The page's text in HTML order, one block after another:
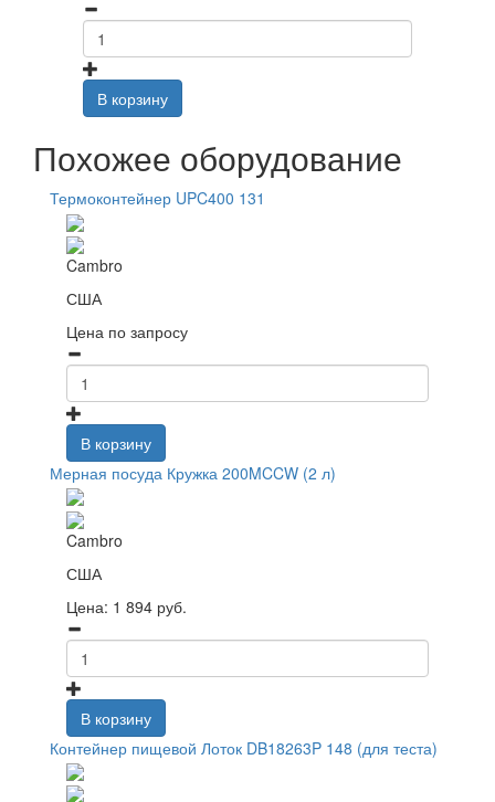
В корзину
Похожее оборудование
Термоконтейнер UPC400 131
Cambro
США
Цена по запросу
В корзину
Мерная посуда Кружка 200MCCW (2 л)
Cambro
США
Цена: 1 894 руб.
В корзину
Контейнер пищевой Лоток DB18263P 148 (для теста)